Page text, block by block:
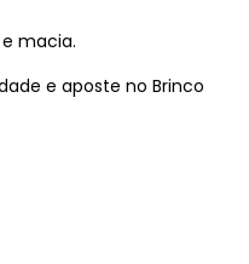
macia.
e aposte no Brinco